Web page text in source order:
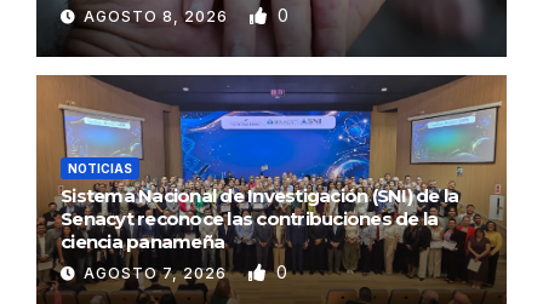
AGOSTO 8, 2026 0
NOTICIAS
Sistema Nacional de Investigación (SNI) de la
Senacyt reconoce las contribuciones de la
ciencia panameña
AGOSTO 7, 2026 0